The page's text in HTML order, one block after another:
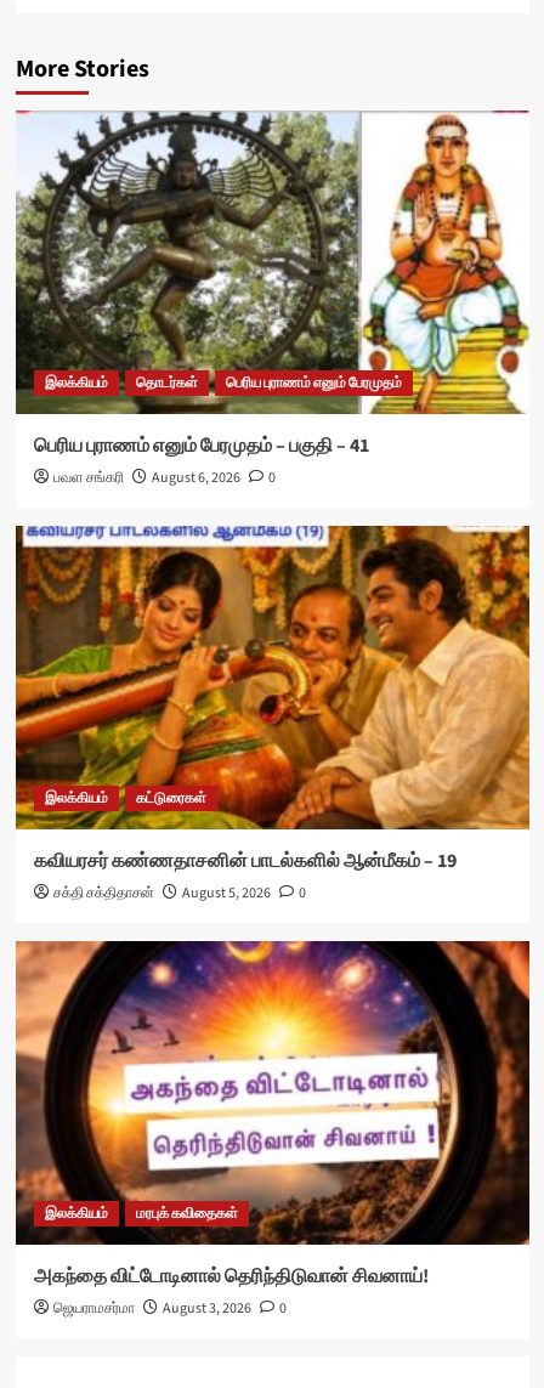
More Stories
இலக்கியம் தொடர்கள் பெரிய புராணம் எனும் பேரமுதம்
பெரிய புராணம் எனும் பேரமுதம் – பகுதி – 41
பவள சங்கரி August 6, 2026 0
இலக்கியம் கட்டுரைகள்
கவியரசர் கண்ணதாசனின் பாடல்களில் ஆன்மீகம் – 19
சக்தி சக்திதாசன் August 5, 2026 0
இலக்கியம் மரபுக் கவிதைகள்
அகந்தை விட்டோடினால் தெரிந்திடுவான் சிவனாய்!
ஜெயராமசர்மா August 3, 2026 0